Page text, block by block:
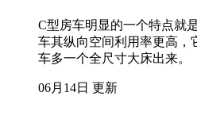
C型房车明显的一个特点就
车其纵向空间利用率更高，
车多一个全尺寸大床出来。
06月14日 更新